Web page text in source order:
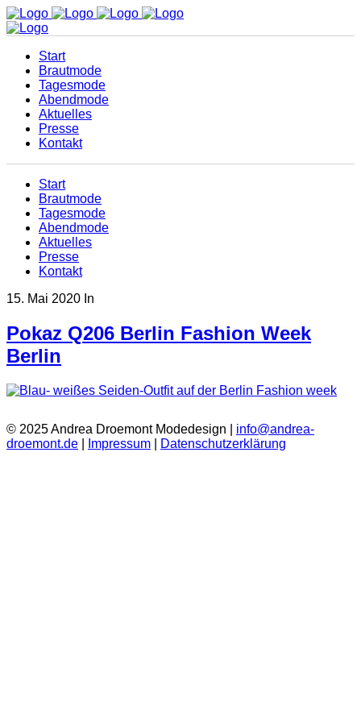
Start
Brautmode
Tagesmode
Abendmode
Aktuelles
Presse
Kontakt
Start
Brautmode
Tagesmode
Abendmode
Aktuelles
Presse
Kontakt
15. Mai 2020 In
Pokaz Q206 Berlin Fashion Week
Berlin
© 2025 Andrea Droemont Modedesign | info@andrea-
droemont.de
Impressum Datenschutzerklärung